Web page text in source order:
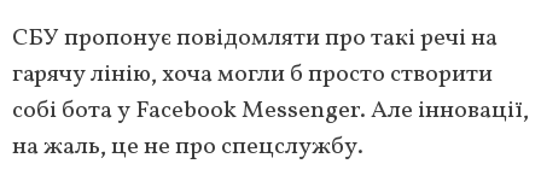
СБУ пропонує повідомляти про такі речі на
гарячу лінію, хоча могли б просто створити
собі бота у Facebook Messenger. Але інновації,
на жаль, це не про спецслужбу.